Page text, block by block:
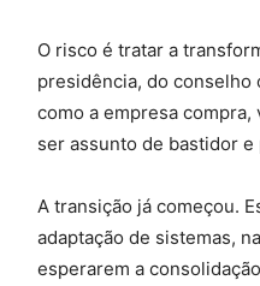
O risco é tratar a
presidência, do conselho
como a empresa
ser assunto de bastidor
A transição já começou.
adaptação de sistemas,
esperarem a